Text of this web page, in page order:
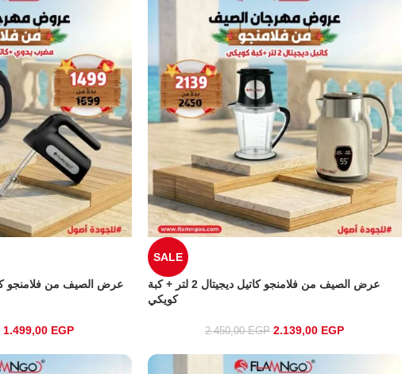
1.499,00 EGP
SALE
عرض الصيف من فلامنجو كاتيل ديجيتال 2 لتر + كبة
كويكي
2.450,00EGP 2.139,00 EGP